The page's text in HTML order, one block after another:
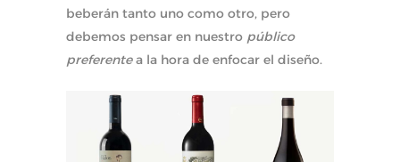
beberán tanto uno como otro, pero
debemos pensar en nuestro público
preferentea la hora de enfocar el diseño.